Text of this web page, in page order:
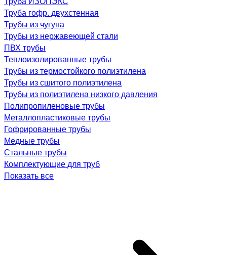
Труба гофр. двухстенная
Трубы из чугуна
Трубы из нержавеющей стали
ПВХ трубы
Теплоизолированные трубы
Трубы из термостойкого полиэтилена
Трубы из сшитого полиэтилена
Трубы из полиэтилена низкого давления
Полипропиленовые трубы
Металлопластиковые трубы
Гофрированные трубы
Медные трубы
Стальные трубы
Комплектующие для труб
Показать все